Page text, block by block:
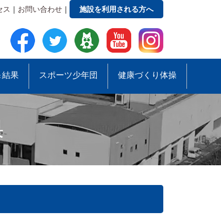
ス ｜ お問い合わせ ｜ 施設を利用される方へ
●緑地公園ガイドマップ
果 スポーツ少年団
●スポーツ少年団助成事業
健康づくり体操